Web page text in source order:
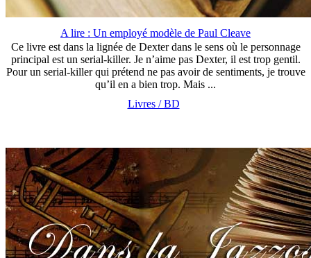
A lire : Un employé modèle de Paul Cleave
Ce livre est dans la lignée de Dexter dans le sens où le personnage
principal est un serial-killer. Je n’aime pas Dexter, il est trop gentil.
Pour un serial-killer qui prétend ne pas avoir de sentiments, je trouve
qu’il en a bien trop. Mais ...
Livres / BD